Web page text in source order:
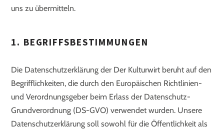
uns zu übermitteln.
1. BEGRIFFSBESTIMMUNGEN
Die Datenschutzerklärung der Der Kulturwirt beruht auf den
Begrifflichkeiten, die durch den Europäischen Richtlinien-
und Verordnungsgeber beim Erlass der Datenschutz-
Grundverordnung (DS-GVO) verwendet wurden. Unsere
Datenschutzerklärung soll sowohl für die Öffentlichkeit als